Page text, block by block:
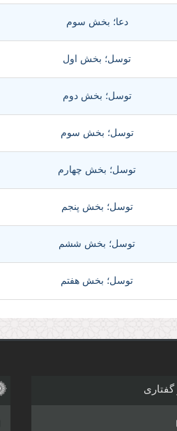
دعا؛ بخش سوم
توسل؛ بخش اول
توسل؛ بخش دوم
توسل؛ بخش سوم
توسل؛ بخش چهارم
توسل؛ بخش پنجم
توسل؛ بخش ششم
توسل؛ بخش هفتم
گفتاری